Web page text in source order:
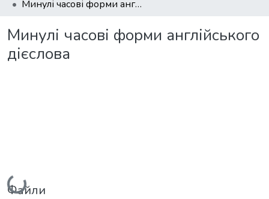
Минулі часові форми англійського дієслова
Минулі часові форми англійського
дієслова
Вантажиться...
Файли